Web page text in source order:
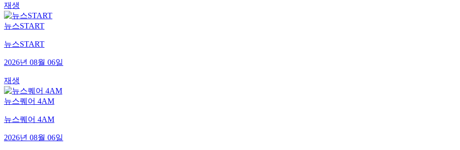
재생
뉴스START
뉴스START
2026년 08월 06일
재생
뉴스퀘어 4AM
뉴스퀘어 4AM
2026년 08월 06일